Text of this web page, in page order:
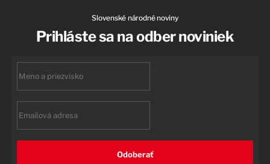
Slovenské národné noviny
Prihláste sa na odber noviniek
Odoberať